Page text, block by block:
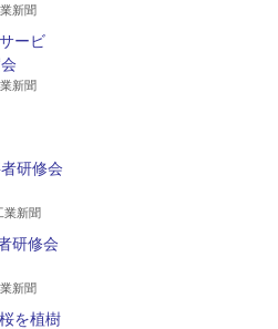
新聞
ービ
新聞
研修会
新聞
研修会
新聞
を植樹